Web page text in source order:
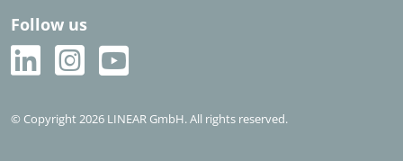
Follow us
© Copyright 2026 LINEAR GmbH. All rights reserved.